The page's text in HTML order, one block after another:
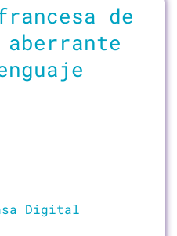
de
Digital